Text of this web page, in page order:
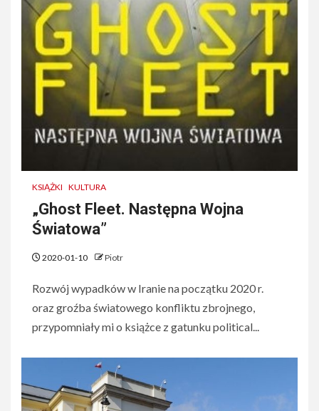
KSIĄŻKI KULTURA
„Ghost Fleet. Następna Wojna
Światowa”
2020-01-10 Piotr
Rozwój wypadków w Iranie na początku 2020 r.
oraz groźba światowego konfliktu zbrojnego,
przypomniały mi o książce z gatunku political...